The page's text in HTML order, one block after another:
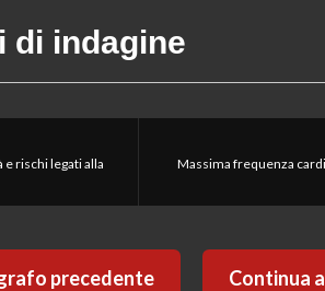
di indagine
e rischi legati alla
Massima frequenza
precedente Continua